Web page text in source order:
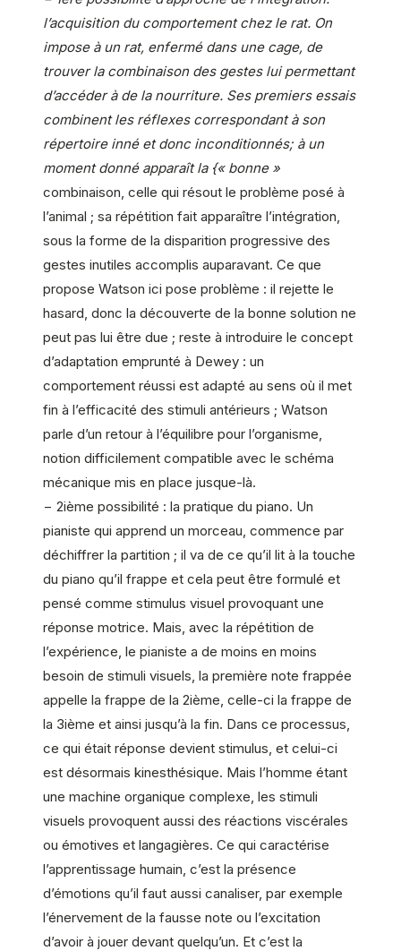
l’acquisition du comportement chez le rat. On
impose à un rat, enfermé dans une cage, de
trouver la combinaison des gestes lui permettant
d’accéder à de la nourriture. Ses premiers essais
combinent les réflexes correspondant à son
répertoire inné et donc inconditionnés; à un
moment donné apparaît la {« bonne »
combinaison, celle qui résout le problème posé à
l’animal ; sa répétition fait apparaître l’intégration,
sous la forme de la disparition progressive des
gestes inutiles accomplis auparavant. Ce que
propose Watson ici pose problème : il rejette le
hasard, donc la découverte de la bonne solution ne
peut pas lui être due ; reste à introduire le concept
d’adaptation emprunté à Dewey : un
comportement réussi est adapté au sens où il met
fin à l’efficacité des stimuli antérieurs ; Watson
parle d’un retour à l’équilibre pour l’organisme,
notion difficilement compatible avec le schéma
mécanique mis en place jusque-là.
− 2ième possibilité : la pratique du piano. Un
pianiste qui apprend un morceau, commence par
déchiffrer la partition ; il va de ce qu’il lit à la touche
du piano qu’il frappe et cela peut être formulé et
pensé comme stimulus visuel provoquant une
réponse motrice. Mais, avec la répétition de
l’expérience, le pianiste a de moins en moins
besoin de stimuli visuels, la première note frappée
appelle la frappe de la 2ième, celle-ci la frappe de
la 3ième et ainsi jusqu’à la fin. Dans ce processus,
ce qui était réponse devient stimulus, et celui-ci
est désormais kinesthésique. Mais l’homme étant
une machine organique complexe, les stimuli
visuels provoquent aussi des réactions viscérales
ou émotives et langagières. Ce qui caractérise
l’apprentissage humain, c’est la présence
d’émotions qu’il faut aussi canaliser, par exemple
l’énervement de la fausse note ou l’excitation
d’avoir à jouer devant quelqu’un. Et c’est la